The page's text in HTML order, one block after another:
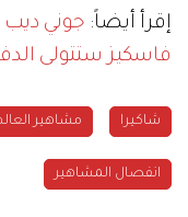
إقرأ أيضاً: جوني ديب
فاسكيز ستتولى
شاكيرا مشاهير
انفصال المشاهير